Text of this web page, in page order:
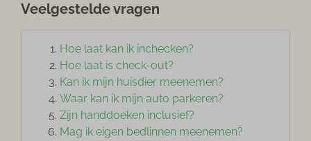
Veelgestelde vragen
Hoe laat kan ik inchecken?
Hoe laat is check-out?
Kan ik mijn huisdier meenemen?
Waar kan ik mijn auto parkeren?
Zijn handdoeken inclusief?
Mag ik eigen bedlinnen meenemen?